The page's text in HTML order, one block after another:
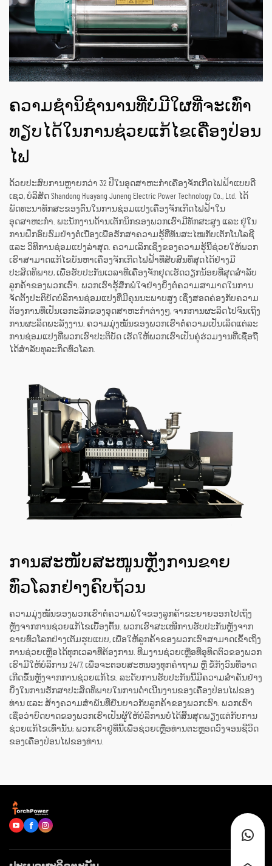
ຄວາມຊຳນິຊຳນານທີ່ບໍ່ມີໃຜທີ່ຈະເທົ່າ
ທຽບໄດ້ໃນການຊ່ວຍແກ້ໄຂເຄື່ອງປ່ອນ
ໄຟ
ດ້ວຍປະສົບການຫຼາຍກວ່າ 32 ປີໃນອຸດສາຫະກຳເຄື່ອງຈັກເກີດໄຟຟ້າແບບດີ
ເຊວ, ບໍລິສັດ Shandong Huayang Juneng Electric Power Technology Co., Ltd. ໄດ້
ພັດທະນາທັກສະຂອງຕົນໃນການຊ່ອມແປງເຄື່ອງຈັກເກີດໄຟຟ້າໃນ
ອຸດສາຫະກຳ. ພະນັກງານດ້ານເຕັກນິກຂອງພວກເຮົາມີທັກສະສູງ ແລະ ຢູ່ໃນ
ການຝຶກອົບຮົມຢ່າງຕໍ່ເນື່ອງເພື່ອຮັກສາຄວາມຮູ້ທີ່ທັນສະໄໝກັບເຕັກໂນໂລຊີ
ແລະ ວິທີການຊ່ອມແປງລ່າສຸດ. ຄວາມເລິກເຊິ່ງຂອງຄວາມຮູ້ນີ້ຊ່ວຍໃຫ້ພວກ
ເຮົາສາມາດແກ້ໄຂບັນຫາເຄື່ອງຈັກເກີດໄຟຟ້າທີ່ສັບສົນທີ່ສຸດໄດ້ຢ່າງມີ
ປະສິດທິພາບ, ເພື່ອຮັບປະກັນເວລາທີ່ເຄື່ອງຈັກຢຸດເຮັດວຽກນ້ອຍທີ່ສຸດສຳລັບ
ລູກຄ້າຂອງພວກເຮົາ. ພວກເຮົາຮູ້ສຶກພໍໃຈຢ່າງຍິ່ງຕໍ່ຄວາມສາມາດໃນການ
ຈັດຕັ້ງປະຕິບັດບໍລິການຊ່ອມແປງທີ່ມີຄຸນນະພາບສູງ ເຊິ່ງສອດຄ່ອງກັບຄວາມ
ຕ້ອງການທີ່ເປັນເອກະລັກຂອງອຸດສາຫະກຳຕ່າງໆ, ຈາກການຜະລິດໄປຈົນເຖິງ
ການຜະລິດພະລັງງານ. ຄວາມມຸ່ງໝັ້ນຂອງພວກເຮົາຕໍ່ຄວາມເປັນເລິດແຕ່ລະ
ການຊ່ອມແປງທີ່ພວກເຮົາປະຕິບັດ ເຮັດໃຫ້ພວກເຮົາເປັນຄູ່ຮ່ວມງານທີ່ເຊື່ອຖື
ໄດ້ສຳລັບທຸລະກິດທົ່ວໂລກ.
ການສະໜັບສະໜູນຫຼັງການຂາຍ
ທົ່ວໂລກຢ່າງຄົບຖ້ວນ
ຄວາມມຸ່ງໝັ້ນຂອງພວກເຮົາຕໍ່ຄວາມພໍໃຈຂອງລູກຄ້າຂະຍາຍອອກໄປເຖິງ
ຫຼັງຈາກການຊ່ວຍແກ້ໄຂເບື້ອງຕົ້ນ. ພວກເຮົາສະເໜີການຮັບປະກັນຫຼັງຈາກ
ຂາຍທົ່ວໂລກຢ່າງເຕັມຮູບແບບ, ເພື່ອໃຫ້ລູກຄ້າຂອງພວກເຮົາສາມາດເຂົ້າເຖິງ
ການຊ່ວຍເຫຼືອໄດ້ທຸກເວລາທີ່ຕ້ອງການ. ທີມງານຊ່ວຍເຫຼືອທີ່ອຸທິດຕົວຂອງພວກ
ເຮົາມີໃຫ້ບໍລິການ 24/7, ເພື່ອຈະຕອບສະຫນອງທຸກຄຳຖາມ ຫຼື ຂໍ້ກັງວົນທີ່ອາດ
ເກີດຂຶ້ນຫຼັງຈາກການຊ່ວຍແກ້ໄຂ. ລະດັບການຮັບປະກັນນີ້ມີຄວາມສຳຄັນຢ່າງ
ຍິ່ງໃນການຮັກສາປະສິດທິພາບໃນການດຳເນີນງານຂອງເຄື່ອງປ່ອນໄຟຂອງ
ທ່ານ ແລະ ສ້າງຄວາມສຳພັນທີ່ຍືນຍາວກັບລູກຄ້າຂອງພວກເຮົາ. ພວກເຮົາ
ເຊື່ອວ່າບົດບາດຂອງພວກເຮົາເປັນຜູ້ໃຫ້ບໍລິການບໍ່ໄດ້ສິ້ນສຸດພຽງແຕ່ກັບການ
ຊ່ວຍແກ້ໄຂເທົ່ານັ້ນ; ພວກເຮົາຢູ່ທີ່ນີ້ເພື່ອຊ່ວຍເຫຼືອທ່ານຕະຫຼອດວົງຈອນຊີວິດ
ຂອງເຄື່ອງປ່ອນໄຟຂອງທ່ານ.